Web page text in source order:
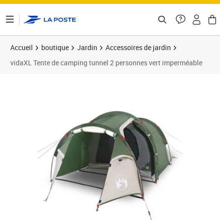
Accueil boutique Jardin
Accessoires de jardin
vidaXL Tente de camping tunnel 2 personnes vert imperméable